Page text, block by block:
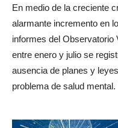
En medio de la creciente
alarmante incremento en
informes del Observatorio
entre enero y julio se
ausencia de planes y
problema de salud